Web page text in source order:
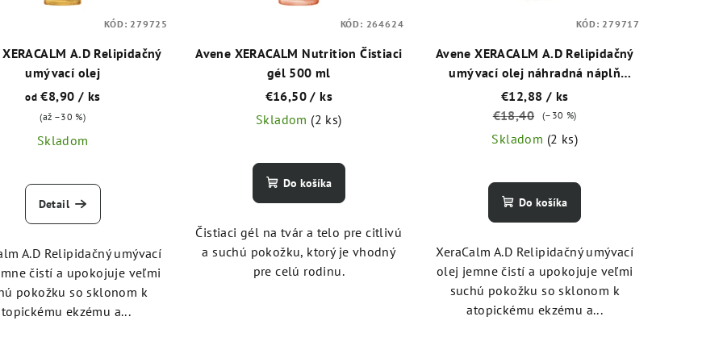
A.D Relipidačný
umývací olej
od€8,90 / ks
(až –30 %)
Skladom
Detail
A.D Relipidačný umývací
čistí a upokojuje veľmi
pokožku so sklonom k
ekzému a...
KÓD: 279725
Avene XERACALM Nutrition Čistiaci
gél 500 ml
€16,50/ ks
Skladom (2 ks)
Do košíka
Čistiaci gél na tvár a telo pre citlivú
a suchú pokožku, ktorý je vhodný
pre celú rodinu.
KÓD: 264624
Avene XERACALM A.D Relipidačný
umývací olej náhradná náplň
400ml
€12,88 / ks
€18,40
(–30 %)
Skladom (2 ks)
Do košíka
XeraCalm A.D Relipidačný umývací
olej jemne čistí a upokojuje veľmi
suchú pokožku so sklonom k
atopickému ekzému a...
KÓD: 279717